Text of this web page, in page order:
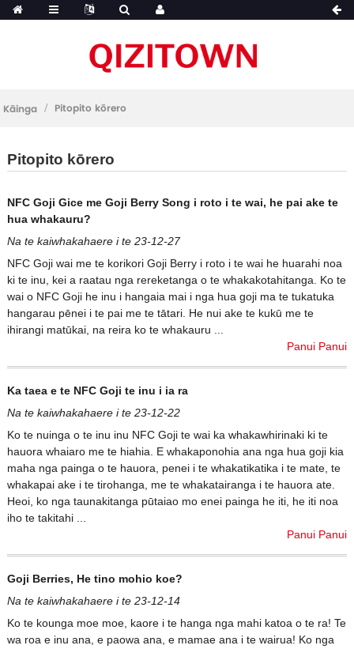
Kāinga Pitopito kōrero
Pitopito kōrero
NFC Goji Gice me Goji Berry Song i roto i te wai, he pai ake te
hua whakauru?
Na te kaiwhakahaere i te 23-12-27
NFC Goji wai me te korikori Goji Berry i roto i te wai he huarahi noa
ki te inu, kei a raatau nga rereketanga o te whakakotahitanga. Ko te
wai o NFC Goji he inu i hangaia mai i nga hua goji ma te tukatuka
hangarau pēnei i te pai me te tātari. He nui ake te kukū me te
ihirangi matūkai, na reira ko te whakauru ...
Panui Panui
Ka taea e te NFC Goji te inu i ia ra
Na te kaiwhakahaere i te 23-12-22
Ko te nuinga o te inu inu NFC Goji te wai ka whakawhirinaki ki te
hauora whaiaro me te hiahia. E whakaponohia ana nga hua goji kia
maha nga painga o te hauora, penei i te whakatikatika i te mate, te
whakapai ake i te tirohanga, me te whakatairanga i te hauora ate.
Heoi, ko nga taunakitanga pūtaiao mo enei painga he iti, he iti noa
iho te takitahi ...
Panui Panui
Goji Berries, He tino mohio koe?
Na te kaiwhakahaere i te 23-12-14
Ko te kounga moe moe, kaore i te hanga nga mahi katoa o te ra! Te
wa roa e inu ana, e paowa ana, e mamae ana i te wairua! Ko nga